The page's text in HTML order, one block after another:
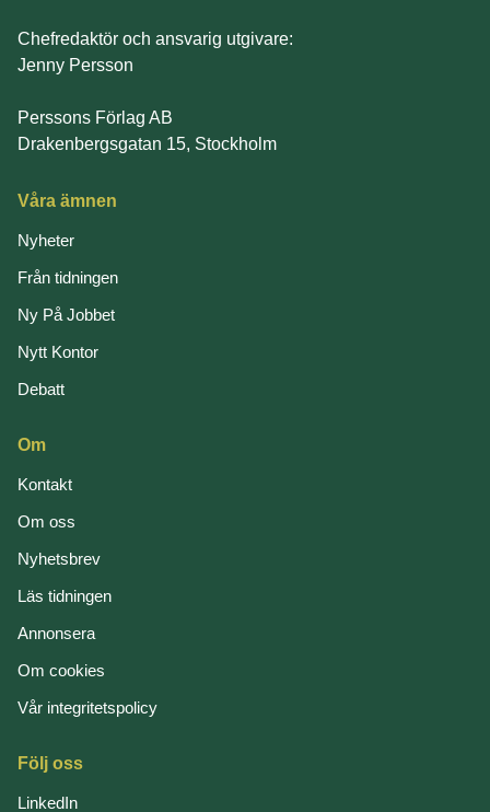
Chefredaktör och ansvarig utgivare:
Jenny Persson
Perssons Förlag AB
Drakenbergsgatan 15, Stockholm
Våra ämnen
Nyheter
Från tidningen
Ny På Jobbet
Nytt Kontor
Debatt
Om
Kontakt
Om oss
Nyhetsbrev
Läs tidningen
Annonsera
Om cookies
Vår integritetspolicy
Följ oss
LinkedIn